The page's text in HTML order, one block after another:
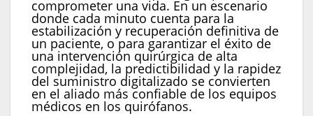
comprometer una vida. En un escenario
donde cada minuto cuenta para la
estabilización y recuperación definitiva de
un paciente, o para garantizar el éxito de
una intervención quirúrgica de alta
complejidad, la predictibilidad y la rapidez
del suministro digitalizado se convierten
en el aliado más confiable de los equipos
médicos en los quirófanos.